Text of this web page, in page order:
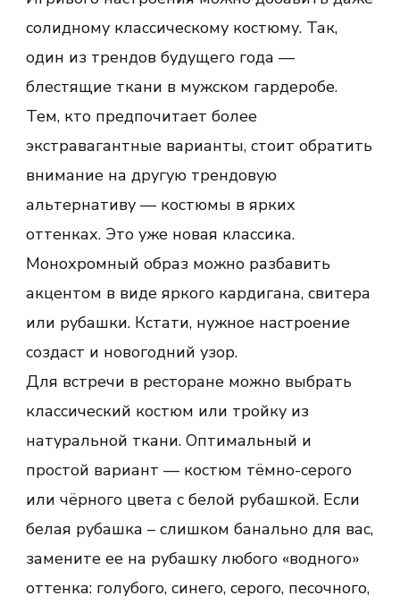
солидному классическому костюму. Так,
один из трендов будущего года —
блестящие ткани в мужском гардеробе.
Тем, кто предпочитает более
экстравагантные варианты, стоит обратить
внимание на другую трендовую
альтернативу — костюмы в ярких
оттенках. Это уже новая классика.
Монохромный образ можно разбавить
акцентом в виде яркого кардигана, свитера
или рубашки. Кстати, нужное настроение
создаст и новогодний узор.
Для встречи в ресторане можно выбрать
классический костюм или тройку из
натуральной ткани. Оптимальный и
простой вариант — костюм тёмно-серого
или чёрного цвета с белой рубашкой. Если
белая рубашка – слишком банально для вас,
замените ее на рубашку любого «водного»
оттенка: голубого, синего, серого, песочного,